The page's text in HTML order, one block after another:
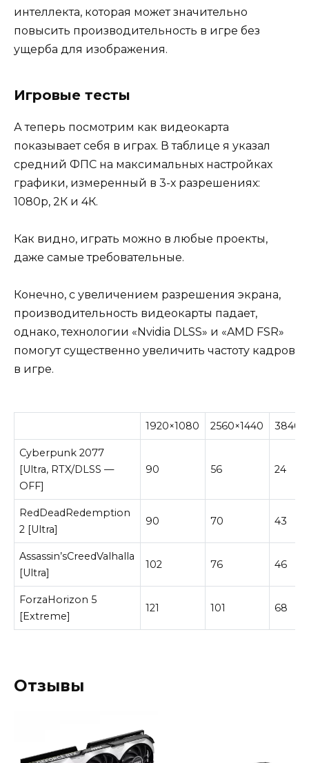
интеллекта, которая может значительно
повысить производительность в игре без
ущерба для изображения.
Игровые тесты
А теперь посмотрим как видеокарта
показывает себя в играх. В таблице я указал
средний ФПС на максимальных настройках
графики, измеренный в 3-х разрешениях:
1080p, 2К и 4К.
Как видно, играть можно в любые проекты,
даже самые требовательные.
Конечно, с увеличением разрешения экрана,
производительность видеокарты падает,
однако, технологии «Nvidia DLSS» и «AMD FSR»
помогут существенно увеличить частоту кадров
в игре.
1920×1080 2560×1440
Cyberpunk 2077
[Ultra, RTX/DLSS —
OFF]
90 56 24
RedDeadRedemption
2 [Ultra]
90 70 43
Assassin’sCreedValhalla
[Ultra]
102 76 46
ForzaHorizon 5
[Extreme]
121 101 68
Отзывы